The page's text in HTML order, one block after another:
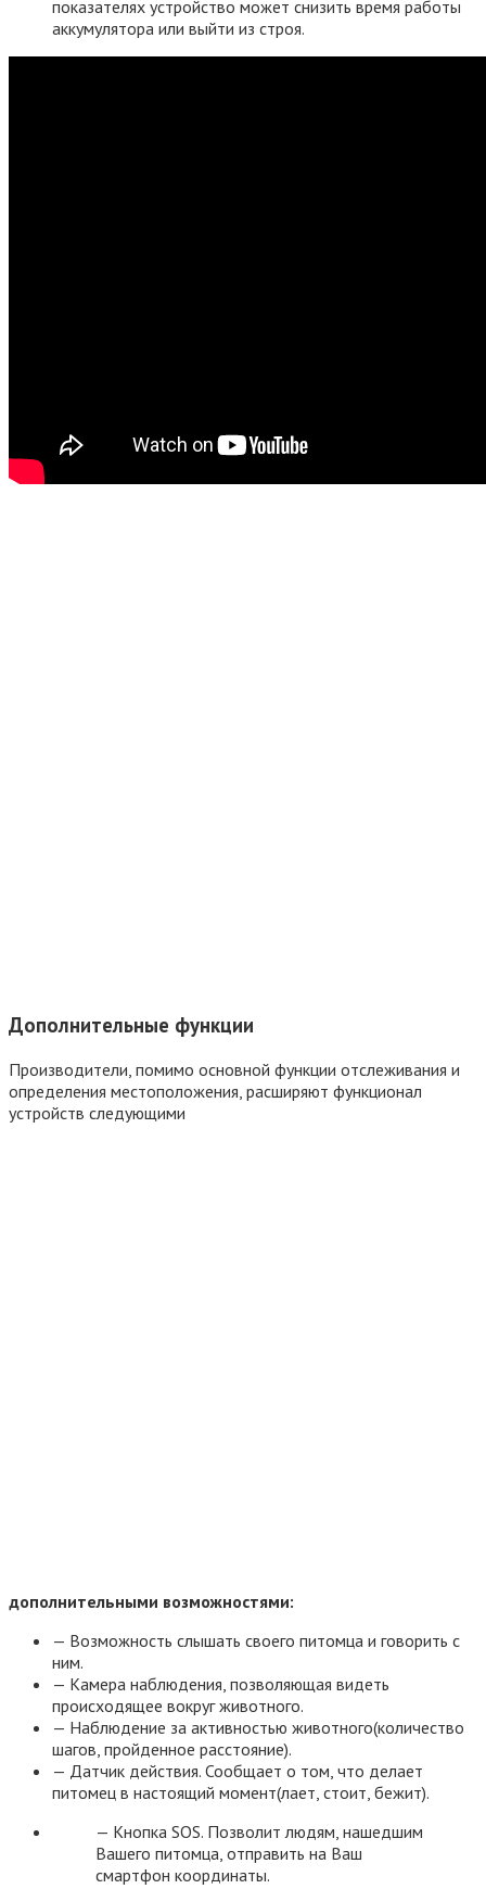
показателях устройство может снизить время работы
аккумулятора или выйти из строя.
Дополнительные функции
Производители, помимо основной функции отслеживания и
определения местоположения, расширяют функционал
устройств следующими
дополнительными возможностями:
— Возможность слышать своего питомца и говорить с
ним.
— Камера наблюдения, позволяющая видеть
происходящее вокруг животного.
— Наблюдение за активностью животного(количество
шагов, пройденное расстояние).
— Датчик действия. Сообщает о том, что делает
питомец в настоящий момент(лает, стоит, бежит).
— Кнопка SOS. Позволит людям, нашедшим
Вашего питомца, отправить на Ваш
смартфон координаты.